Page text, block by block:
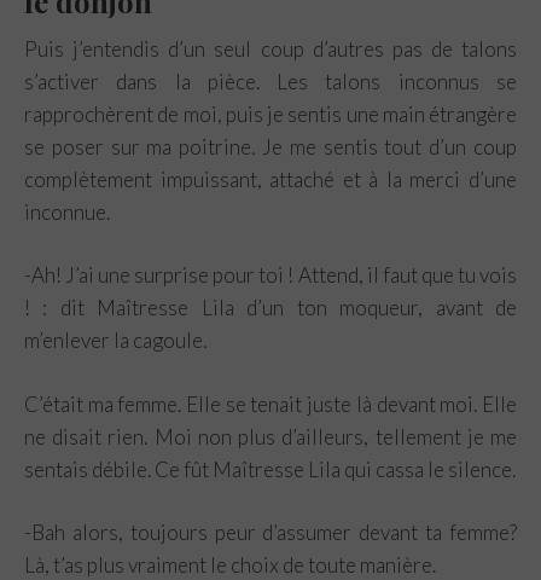
Puis j’entendis d’un seul coup d’autres pas de talons
s’activer dans la pièce. Les talons inconnus se
rapprochèrent de moi, puis je sentis une main étrangère
se poser sur ma poitrine. Je me sentis tout d’un coup
complètement impuissant, attaché et à la merci d’une
inconnue.
-Ah! J’ai une surprise pour toi ! Attend, il faut que tu vois
! : dit Maîtresse Lila d’un ton moqueur, avant de
m’enlever la cagoule.
C’était ma femme. Elle se tenait juste là devant moi. Elle
ne disait rien. Moi non plus d’ailleurs, tellement je me
sentais débile. Ce fût Maîtresse Lila qui cassa le silence.
-Bah alors, toujours peur d’assumer devant ta femme?
Là, t’as plus vraiment le choix de toute manière.